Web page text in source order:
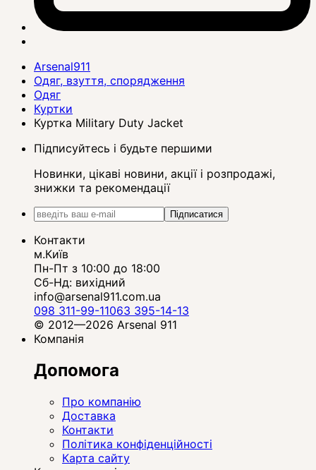
Arsenal911
Одяг, взуття, спорядження
Одяг
Куртки
Куртка Military Duty Jacket
Підписуйтесь і будьте першими
Новинки, цікаві новини, акції і розпродажі,
знижки та рекомендації
Підписатися
Контакти
м.Київ
Пн-Пт з 10:00 до 18:00
Сб-Нд: вихідний
info@arsenal911.com.ua
098 311-99-11063 395-14-13
© 2012—2026 Arsenal 911
Компанія
Допомога
Про компанію
Доставка
Контакти
Політика конфіденційності
Карта сайту